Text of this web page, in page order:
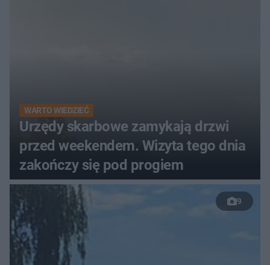
WARTO WIEDZIEĆ
Urzędy skarbowe zamykają drzwi
przed weekendem. Wizyta tego dnia
zakończy się pod progiem
9